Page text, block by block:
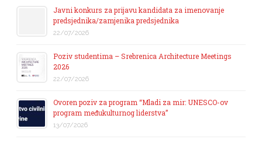
Javni konkurs za prijavu kandidata za imenovanje
predsjednika/zamjenika predsjednika
22/07/2026
Poziv studentima – Srebrenica Architecture Meetings
2026
22/07/2026
Ovoren poziv za program “Mladi za mir: UNESCO-ov
program međukulturnog liderstva”
13/07/2026